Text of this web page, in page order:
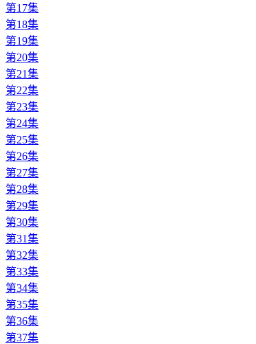
第17集
第18集
第19集
第20集
第21集
第22集
第23集
第24集
第25集
第26集
第27集
第28集
第29集
第30集
第31集
第32集
第33集
第34集
第35集
第36集
第37集